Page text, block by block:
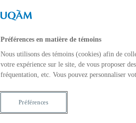
Préférences en matière de témoins
Nous utilisons des témoins (cookies) afin de
votre expérience sur le site, de vous proposer
fréquentation, etc. Vous pouvez personnaliser
Préférences